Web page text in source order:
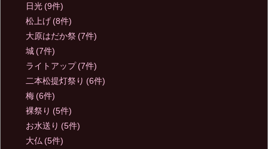
日光 (9件)
松上げ (8件)
大原はだか祭 (7件)
城 (7件)
ライトアップ (7件)
二本松提灯祭り (6件)
梅 (6件)
裸祭り (5件)
お水送り (5件)
大仏 (5件)